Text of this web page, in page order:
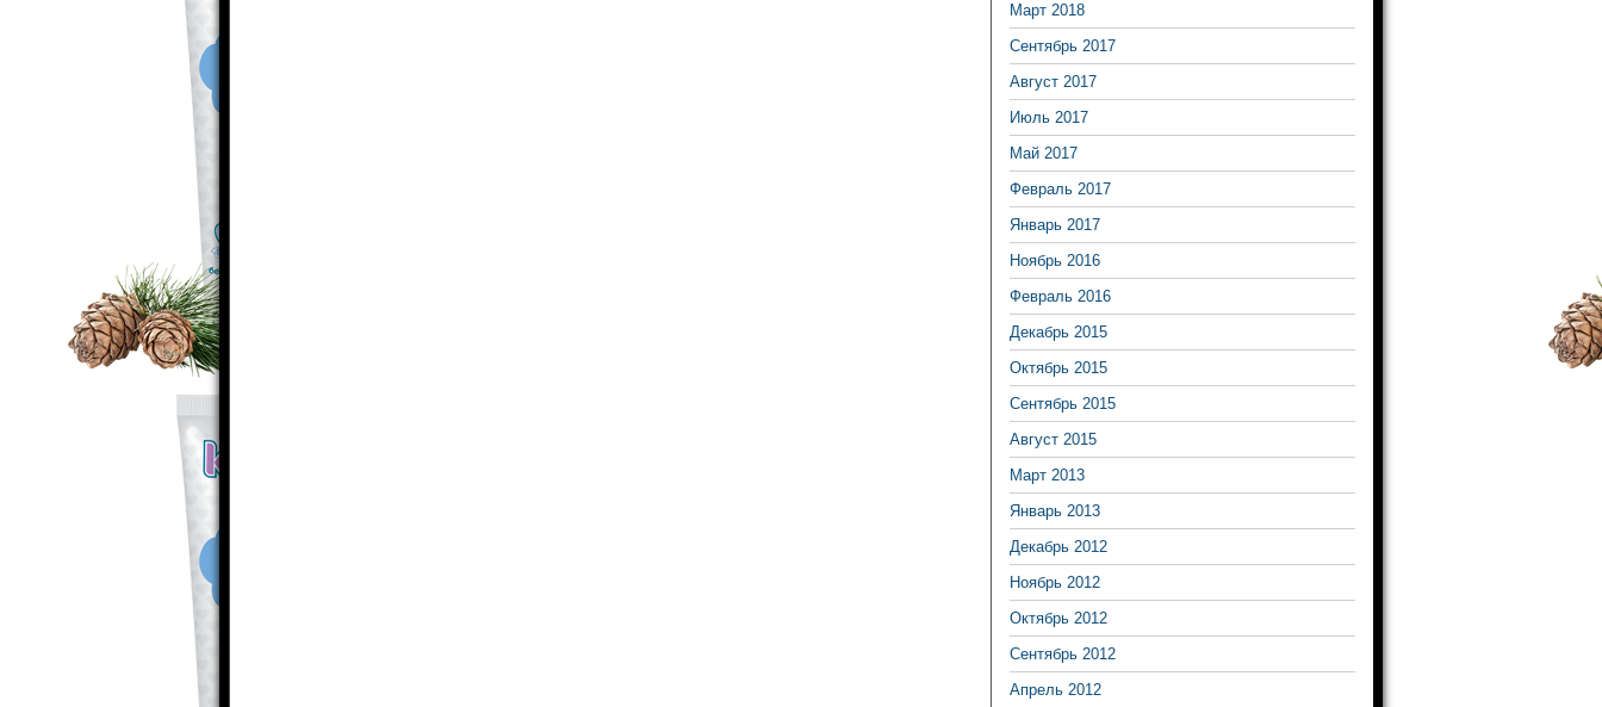
Март 2018
Сентябрь 2017
Август 2017
Июль 2017
Май 2017
Февраль 2017
Январь 2017
Ноябрь 2016
Февраль 2016
Декабрь 2015
Октябрь 2015
Сентябрь 2015
Август 2015
Март 2013
Январь 2013
Декабрь 2012
Ноябрь 2012
Октябрь 2012
Сентябрь 2012
Апрель 2012